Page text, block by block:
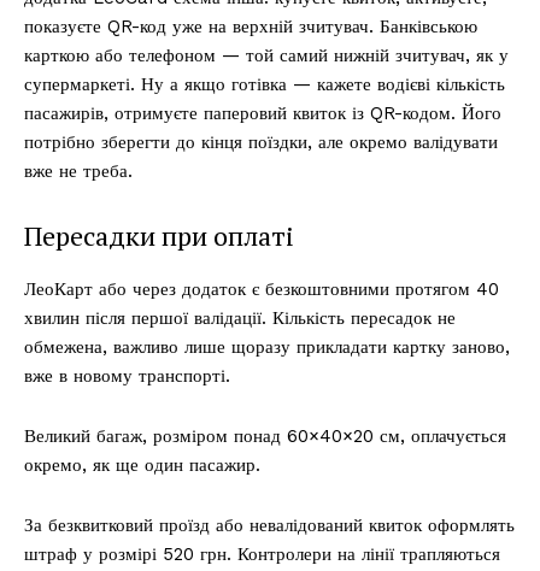
показуєте QR-код уже на верхній зчитувач. Банківською
карткою або телефоном — той самий нижній зчитувач, як у
супермаркеті. Ну а якщо готівка — кажете водієві кількість
пасажирів, отримуєте паперовий квиток із QR-кодом. Його
потрібно зберегти до кінця поїздки, але окремо валідувати
вже не треба.
Пересадки при оплаті
ЛеоКарт або через додаток є безкоштовними протягом 40
хвилин після першої валідації. Кількість пересадок не
обмежена, важливо лише щоразу прикладати картку заново,
вже в новому транспорті.
Великий багаж, розміром понад 60×40×20 см, оплачується
окремо, як ще один пасажир.
За безквитковий проїзд або невалідований квиток оформлять
штраф у розмірі 520 грн. Контролери на лінії трапляються